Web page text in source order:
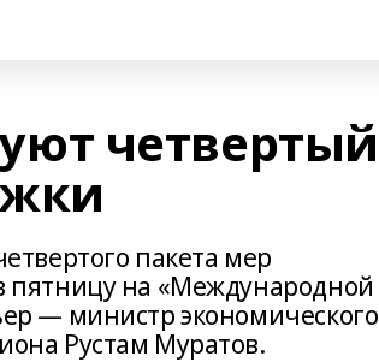
четвертый
пакета мер
пятницу на «Международной
— министр экономического
Рустам Муратов.